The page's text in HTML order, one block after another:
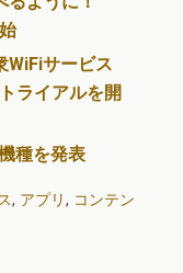
WiFiサービス
ライアルを開
種を発表
, アプリ, コンテン